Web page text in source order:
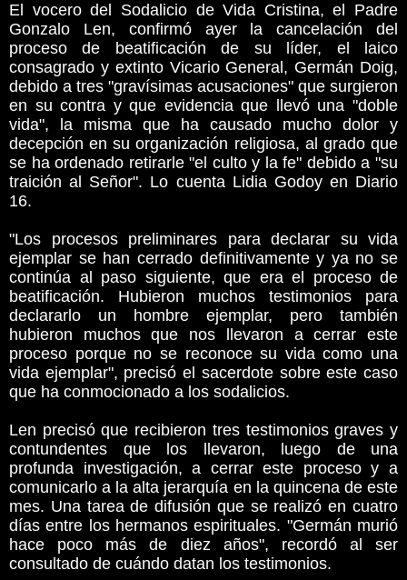
El vocero del Sodalicio de Vida Cristina, el Padre
Gonzalo Len, confirmó ayer la cancelación del
proceso de beatificación de su líder, el laico
consagrado y extinto Vicario General, Germán Doig,
debido a tres "gravísimas acusaciones" que surgieron
en su contra y que evidencia que llevó una "doble
vida", la misma que ha causado mucho dolor y
decepción en su organización religiosa, al grado que
se ha ordenado retirarle "el culto y la fe" debido a "su
traición al Señor". Lo cuenta Lidia Godoy en Diario
16.
"Los procesos preliminares para declarar su vida
ejemplar se han cerrado definitivamente y ya no se
continúa al paso siguiente, que era el proceso de
beatificación. Hubieron muchos testimonios para
declararlo un hombre ejemplar, pero también
hubieron muchos que nos llevaron a cerrar este
proceso porque no se reconoce su vida como una
vida ejemplar", precisó el sacerdote sobre este caso
que ha conmocionado a los sodalicios.
Len precisó que recibieron tres testimonios graves y
contundentes que los llevaron, luego de una
profunda investigación, a cerrar este proceso y a
comunicarlo a la alta jerarquía en la quincena de este
mes. Una tarea de difusión que se realizó en cuatro
días entre los hermanos espirituales. "Germán murió
hace poco más de diez años", recordó al ser
consultado de cuándo datan los testimonios.